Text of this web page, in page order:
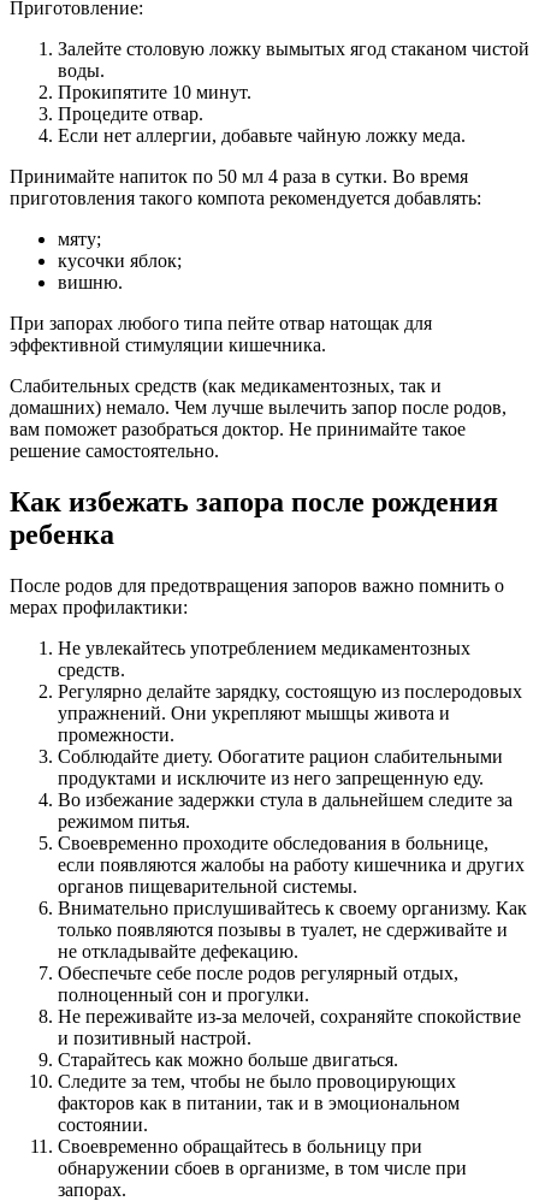
Приготовление:
Залейте столовую ложку вымытых ягод стаканом чистой
воды.
Прокипятите 10 минут.
Процедите отвар.
Если нет аллергии, добавьте чайную ложку меда.
Принимайте напиток по 50 мл 4 раза в сутки. Во время
приготовления такого компота рекомендуется добавлять:
мяту;
кусочки яблок;
вишню.
При запорах любого типа пейте отвар натощак для
эффективной стимуляции кишечника.
Слабительных средств (как медикаментозных, так и
домашних) немало. Чем лучше вылечить запор после родов,
вам поможет разобраться доктор. Не принимайте такое
решение самостоятельно.
Как избежать запора после рождения
ребенка
После родов для предотвращения запоров важно помнить о
мерах профилактики:
Не увлекайтесь употреблением медикаментозных
средств.
Регулярно делайте зарядку, состоящую из послеродовых
упражнений. Они укрепляют мышцы живота и
промежности.
Соблюдайте диету. Обогатите рацион слабительными
продуктами и исключите из него запрещенную еду.
Во избежание задержки стула в дальнейшем следите за
режимом питья.
Своевременно проходите обследования в больнице,
если появляются жалобы на работу кишечника и других
органов пищеварительной системы.
Внимательно прислушивайтесь к своему организму. Как
только появляются позывы в туалет, не сдерживайте и
не откладывайте дефекацию.
Обеспечьте себе после родов регулярный отдых,
полноценный сон и прогулки.
Не переживайте из-за мелочей, сохраняйте спокойствие
и позитивный настрой.
Старайтесь как можно больше двигаться.
Следите за тем, чтобы не было провоцирующих
факторов как в питании, так и в эмоциональном
состоянии.
Своевременно обращайтесь в больницу при
обнаружении сбоев в организме, в том числе при
запорах.